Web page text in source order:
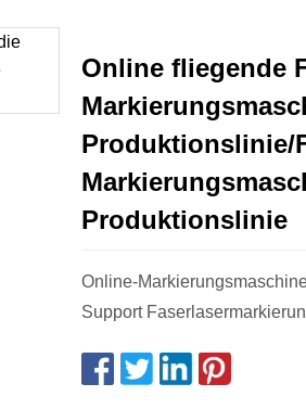
Online fliegende
Produktionslinie/
Produktionslinie
Online-
Support